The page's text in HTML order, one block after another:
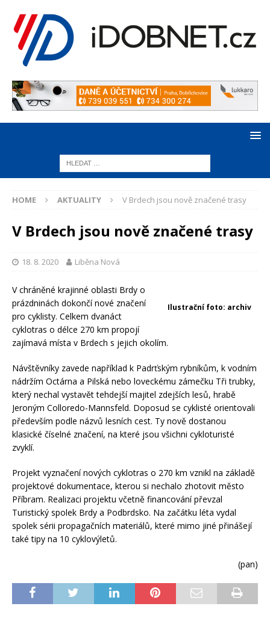
HOME AKTUALITY V Brdech jsou nově značené trasy
V Brdech jsou nově značené trasy
18. 8. 2020 Liběna Nová
Ilustrační foto: archiv
V chráněné krajinné oblasti Brdy o
prázdninách dokončí nové značení
pro cyklisty. Celkem dvanáct
cyklotras o délce 270 km propojí
zajímavá místa v Brdech s jejich okolím.
Návštěvníky zavede například k Padrťským rybníkům, k vodním
nádržím Octárna a Pilská nebo loveckému zámečku Tři trubky,
který nechal vystavět tehdejší majitel zdejších lesů, hrabě
Jeroným Colloredo-Mannsfeld. Doposud se cyklisté orientovali
především podle názvů lesních cest. Ty nově dostanou
klasické číselné značení, na které jsou všichni cykloturisté
zvyklí.
Projekt vyznačení nových cyklotras o 270 km vznikl na základě
projektové dokumentace, kterou si nechalo zhotovit město
Příbram. Realizaci projektu včetně financování převzal
Turistický spolek Brdy a Podbrdsko. Na začátku léta vydal
spolek sérii propagačních materiálů, které mimo jiné přinášejí
také tipy na 10 cyklovýletů.
(pan)